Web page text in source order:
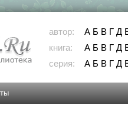
автор: А Б В Г Д
книга:
А Б В Г Д
серия:
А Б В Г Д